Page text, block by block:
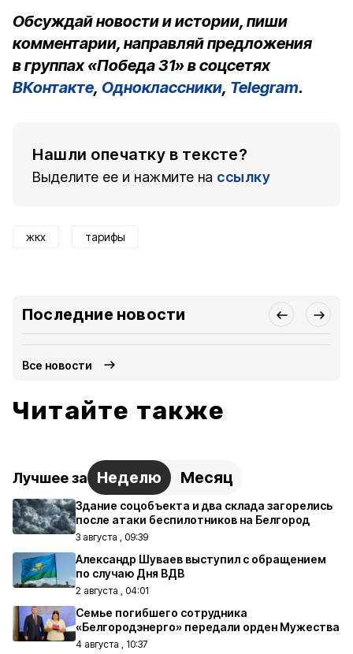
Обсуждай новости и истории, пиши
комментарии, направляй предложения
в группах «Победа 31» в соцсетях
ВКонтакте, Одноклассники, Telegram.
Нашли опечатку в тексте?
Выделите ее и нажмите на ссылку
жкх тарифы
Последние новости
Все новости
Читайте также
Лучшее за Неделю Месяц
Здание соцобъекта и два склада загорелись
после атаки беспилотников на Белгород
3 августа , 09:39
Александр Шуваев выступил с обращением
по случаю Дня ВДВ
2 августа , 04:01
Семье погибшего сотрудника
«Белгородэнерго» передали орден Мужества
4 августа , 10:37